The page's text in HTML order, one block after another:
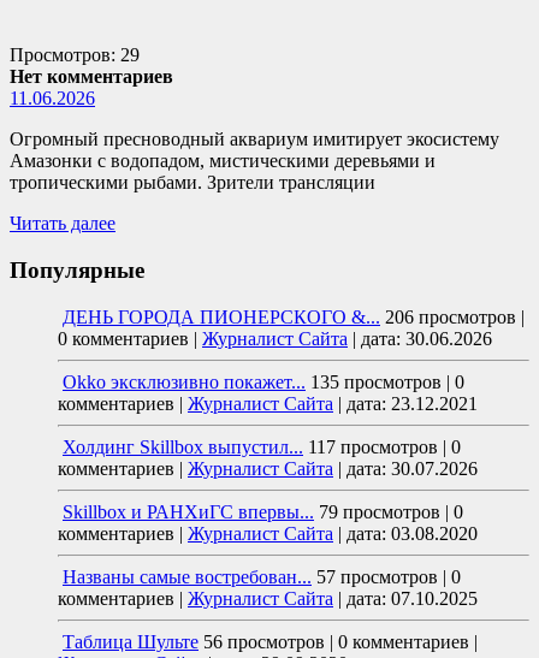
Просмотров: 29
Нет комментариев
11.06.2026
Огромный пресноводный аквариум имитирует экосистему
Амазонки с водопадом, мистическими деревьями и
тропическими рыбами. Зрители трансляции
Читать далее
Популярные
ДЕНЬ ГОРОДА ПИОНЕРСКОГО &... 206 просмотров |
0 комментариев | Журналист Сайта | дата: 30.06.2026
Okko эксклюзивно покажет... 135 просмотров | 0
комментариев | Журналист Сайта | дата: 23.12.2021
Холдинг Skillbox выпустил... 117 просмотров | 0
комментариев | Журналист Сайта | дата: 30.07.2026
Skillbox и РАНХиГС впервы... 79 просмотров | 0
комментариев | Журналист Сайта | дата: 03.08.2020
Названы самые востребован... 57 просмотров | 0
комментариев | Журналист Сайта | дата: 07.10.2025
Таблица Шульте 56 просмотров | 0 комментариев |